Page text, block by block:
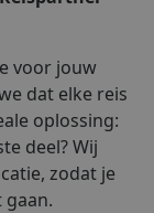
voor jouw
dat elke reis
oplossing:
deel? Wij
zodat je